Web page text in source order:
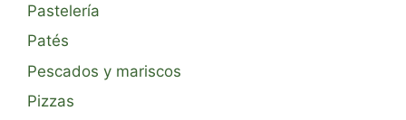
Pastelería
Patés
Pescados y mariscos
Pizzas